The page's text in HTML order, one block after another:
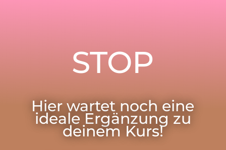
STOP
Hier wartet noch eine
ideale Ergänzung zu
deinem Kurs!